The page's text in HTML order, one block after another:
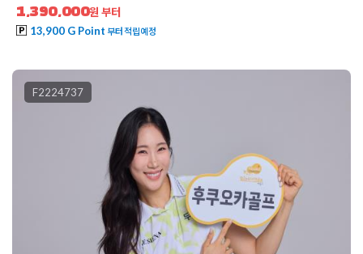
1,390,000원 부터
13,900 G Point 부터 적립예정
F2224737